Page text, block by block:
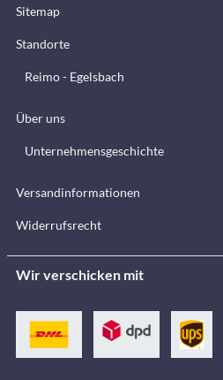
Sitemap
Standorte
Reimo - Egelsbach
Über uns
Unternehmensgeschichte
Versandinformationen
Widerrufsrecht
Wir verschicken mit